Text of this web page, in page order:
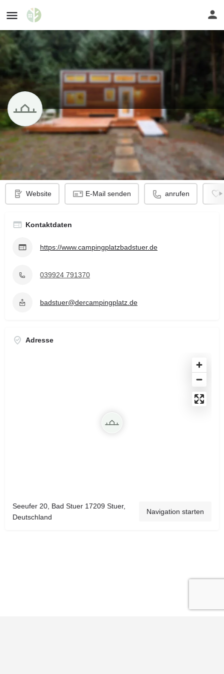
Campingplatz Bad Stuer
Website E-Mail senden anrufen
Kontaktdaten
https://www.campingplatzbadstuer.de
039924 791370
badstuer@dercampingplatz.de
Adresse
Seeufer 20, Bad Stuer 17209 Stuer,
Deutschland
Navigation starten